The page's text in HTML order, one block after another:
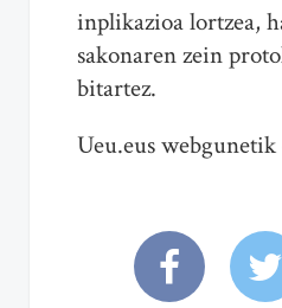
inplikazioa lortzea,
sakonaren zein
bitartez.
Ueu.eus